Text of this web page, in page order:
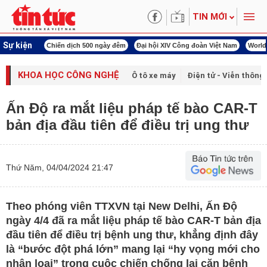
TIN MỚI
Sự kiện
mạng Chiến dịch 500 ngày đêm Đại hội XIV Công đoàn Việt Nam
KHOA HỌC CÔNG NGHỆ Ô tô xe máy Điện tử - Viễn thông
Ấn Độ ra mắt liệu pháp tế bào CAR-T
bản địa đầu tiên để điều trị ung thư
Thứ Năm, 04/04/2024 21:47
Theo phóng viên TTXVN tại New Delhi, Ấn Độ
ngày 4/4 đã ra mắt liệu pháp tế bào CAR-T bản địa
đầu tiên để điều trị bệnh ung thư, khẳng định đây
là “bước đột phá lớn” mang lại “hy vọng mới cho
nhân loại” trong cuộc chiến chống lại căn bệnh